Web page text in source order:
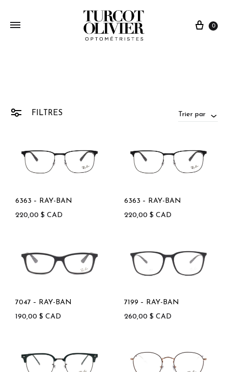
0
FILTRES Trier par
6363 – RAY-BAN
220,00 $ CAD
6363 – RAY-BAN
220,00 $ CAD
7047 – RAY-BAN
190,00 $ CAD
7199 – RAY-BAN
260,00 $ CAD